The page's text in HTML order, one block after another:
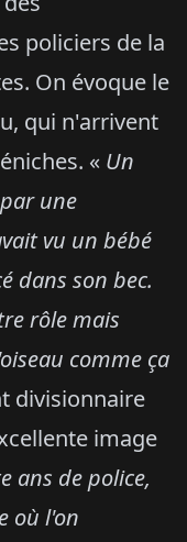
policiers de la
On évoque le
qui n'arrivent
« Un
une
vu un bébé
dans son bec.
rôle mais
comme ça
divisionnaire
image
ans de police,
où l'on